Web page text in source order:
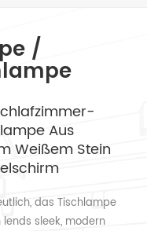
/
Aus
Weißem Stein
das Tischlampe
sleek, modern